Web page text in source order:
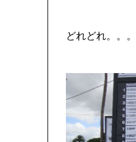
どれどれ。。。